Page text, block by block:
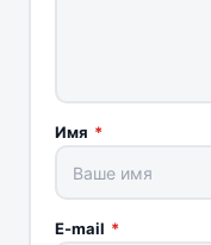
Имя *
E-mail *